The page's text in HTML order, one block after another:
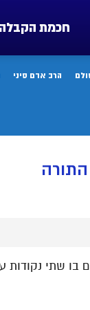
חכמת הקבלה
הרב אדם סיני
שתי נקודות